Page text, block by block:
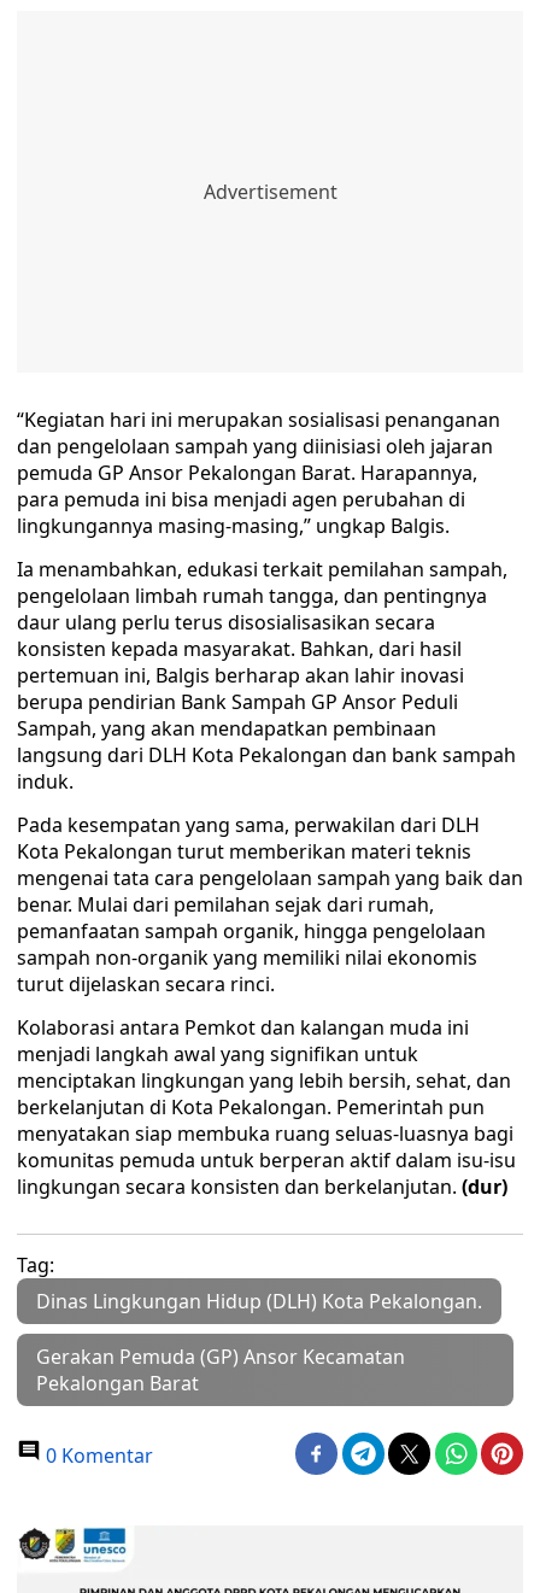
“Kegiatan hari ini merupakan sosialisasi penanganan
dan pengelolaan sampah yang diinisiasi oleh jajaran
pemuda GP Ansor Pekalongan Barat. Harapannya,
para pemuda ini bisa menjadi agen perubahan di
lingkungannya masing-masing,” ungkap Balgis.
Ia menambahkan, edukasi terkait pemilahan sampah,
pengelolaan limbah rumah tangga, dan pentingnya
daur ulang perlu terus disosialisasikan secara
konsisten kepada masyarakat. Bahkan, dari hasil
pertemuan ini, Balgis berharap akan lahir inovasi
berupa pendirian Bank Sampah GP Ansor Peduli
Sampah, yang akan mendapatkan pembinaan
langsung dari DLH Kota Pekalongan dan bank sampah
induk.
Pada kesempatan yang sama, perwakilan dari DLH
Kota Pekalongan turut memberikan materi teknis
mengenai tata cara pengelolaan sampah yang baik dan
benar. Mulai dari pemilahan sejak dari rumah,
pemanfaatan sampah organik, hingga pengelolaan
sampah non-organik yang memiliki nilai ekonomis
turut dijelaskan secara rinci.
Kolaborasi antara Pemkot dan kalangan muda ini
menjadi langkah awal yang signifikan untuk
menciptakan lingkungan yang lebih bersih, sehat, dan
berkelanjutan di Kota Pekalongan. Pemerintah pun
menyatakan siap membuka ruang seluas-luasnya bagi
komunitas pemuda untuk berperan aktif dalam isu-isu
lingkungan secara konsisten dan berkelanjutan. (dur)
Tag:
Dinas Lingkungan Hidup (DLH) Kota Pekalongan.
Gerakan Pemuda (GP) Ansor Kecamatan
Pekalongan Barat
0 Komentar